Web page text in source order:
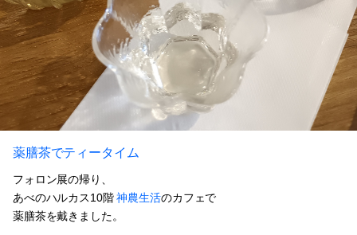
薬膳茶でティータイム
フォロン展の帰り、
あべのハルカス10階神農生活のカフェで
薬膳茶を戴きました。